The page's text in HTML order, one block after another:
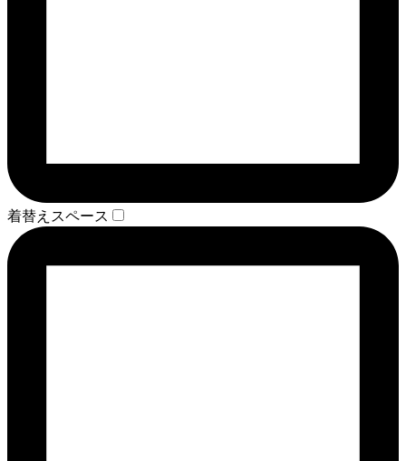
着替えスペース